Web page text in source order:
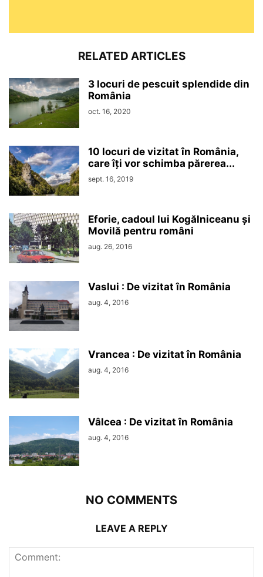
RELATED ARTICLES
3 locuri de pescuit splendide din
România
oct. 16, 2020
10 locuri de vizitat în România,
care îți vor schimba părerea...
sept. 16, 2019
Eforie, cadoul lui Kogălniceanu și
Movilă pentru români
aug. 26, 2016
Vaslui : De vizitat în România
aug. 4, 2016
Vrancea : De vizitat în România
aug. 4, 2016
Vâlcea : De vizitat în România
aug. 4, 2016
NO COMMENTS
LEAVE A REPLY